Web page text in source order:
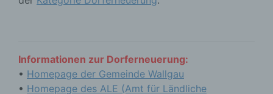
Informationen zur Dorferneuerung:
• Homepage der Gemeinde Wallgau
• Homepage des ALE (Amt für Ländliche